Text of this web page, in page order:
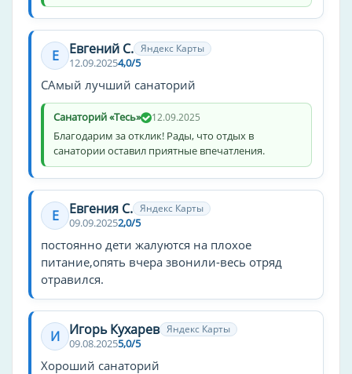
врач
театр
дискотека
ресторан
трансфер
салон красоты
баня
утюг
бар
отопление
зонтики
парикмахерская
терраса
игровая комната
игровые автоматы
завтрак
Е Евгений С. Яндекс Карты
12.09.20254,0/5
САмый лучший санаторий
Санаторий «Тесь» 12.09.2025
Благодарим за отклик! Рады, что отдых в
санатории оставил приятные впечатления.
Е Евгения С. Яндекс Карты
09.09.20252,0/5
постоянно дети жалуются на плохое
питание,опять вчера звонили-весь отряд
отравился.
И Игорь Кухарев Яндекс Карты
09.08.20255,0/5
Хороший санаторий